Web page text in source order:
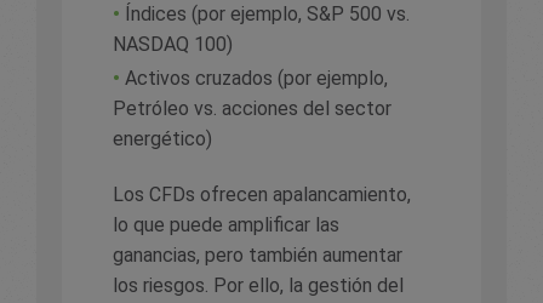
• Índices (por ejemplo, S&P 500 vs.
NASDAQ 100)
• Activos cruzados (por ejemplo,
Petróleo vs. acciones del sector
energético)
Los CFDs ofrecen apalancamiento,
lo que puede amplificar las
ganancias, pero también aumentar
los riesgos. Por ello, la gestión del